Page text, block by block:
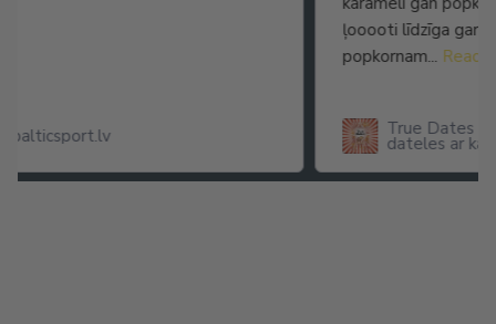
True Dates Caramel Popcorn
dateles ar karameļu popkorna
arī